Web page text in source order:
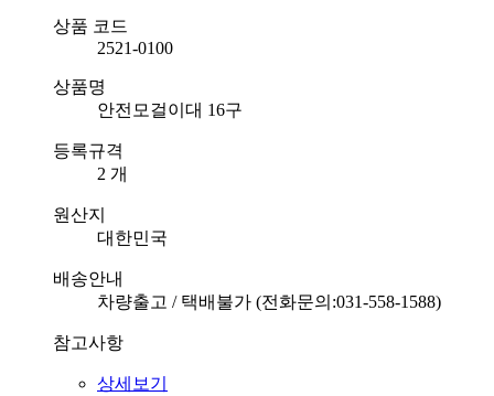
상품 코드
2521-0100
상품명
안전모걸이대 16구
등록규격
2 개
원산지
대한민국
배송안내
차량출고 / 택배불가 (전화문의:031-558-1588)
참고사항
상세보기